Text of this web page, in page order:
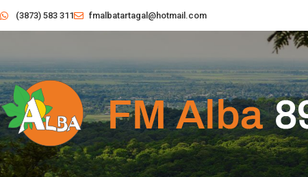
(3873) 583 311 fmalbatartagal@hotmail.com